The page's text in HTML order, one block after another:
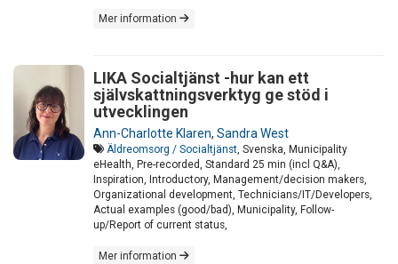
Mer information
LIKA Socialtjänst -hur kan ett
självskattningsverktyg ge stöd i
utvecklingen
Ann-Charlotte Klaren, Sandra West
Äldreomsorg / Socialtjänst, Svenska, Municipality
eHealth, Pre-recorded, Standard 25 min (incl Q&A),
Inspiration, Introductory, Management/decision makers,
Organizational development, Technicians/IT/Developers,
Actual examples (good/bad), Municipality, Follow-
up/Report of current status,
Mer information